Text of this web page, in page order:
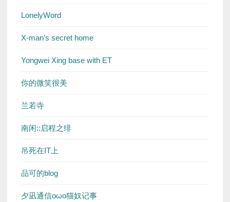
LonelyWord
X-man’s secret home
Yongwei Xing base with ET
你的微笑很美
兰若寺
南闲::启程之绯
吊死在IT上
品可的blog
夕凪通信oωo猫奴记事